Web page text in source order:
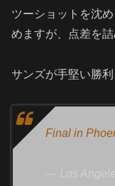
ツーショットを沈
めますが、点差を詰
サンズが手堅い勝利
Final in
— Los